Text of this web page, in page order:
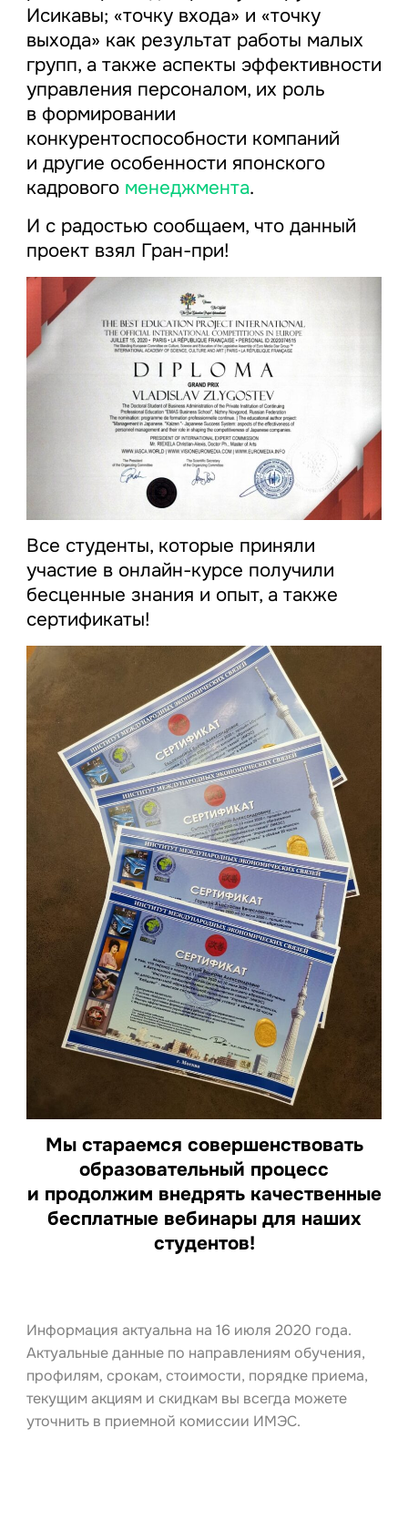
Исикавы; «точку входа» и «точку
выхода» как результат работы малых
групп, а также аспекты эффективности
управления персоналом, их роль
в формировании
конкурентоспособности компаний
и другие особенности японского
кадрового менеджмента.
И с радостью сообщаем, что данный
проект взял Гран-при!
Все студенты, которые приняли
участие в онлайн-курсе получили
бесценные знания и опыт, а также
сертификаты!
Мы стараемся совершенствовать
образовательный процесс
и продолжим внедрять качественные
бесплатные вебинары для наших
студентов!
Информация актуальна на 16 июля 2020 года.
Актуальные данные по направлениям обучения,
профилям, срокам, стоимости, порядке приема,
текущим акциям и скидкам вы всегда можете
уточнить в приемной комиссии ИМЭС.